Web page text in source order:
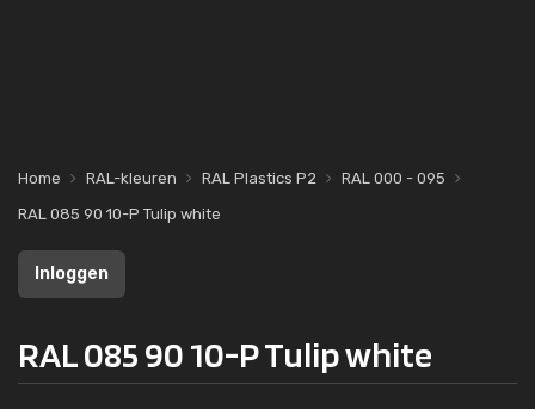
Home RAL-kleuren RAL Plastics P2
RAL 000 - 095
RAL 085 90 10-P Tulip white
Inloggen
RAL 085 90 10-P Tulip white